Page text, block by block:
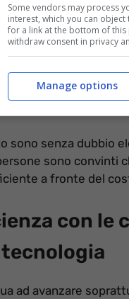
sono senza dubbio
sono convinti
a fronte del
con le
tecnologia
ad avanzare
Some vendors may process
interest, which you can
for a link at the bottom of
withdraw consent in privacy
Manage options